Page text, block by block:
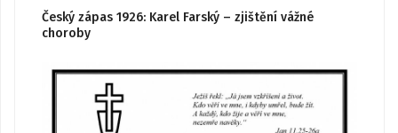
Český zápas 1926: Karel Farský – zjištění vážné
choroby